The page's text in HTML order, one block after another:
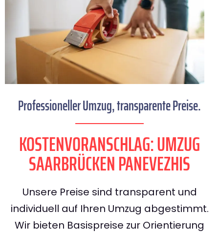
Professioneller Umzug, transparente Preise.
KOSTENVORANSCHLAG: UMZUG
SAARBRÜCKEN PANEVEZHIS
Unsere Preise sind transparent und
individuell auf Ihren Umzug abgestimmt.
Wir bieten Basispreise zur Orientierung